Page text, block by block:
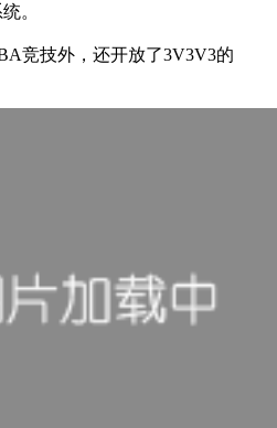
。
竞技外，还开放了3V3V3的